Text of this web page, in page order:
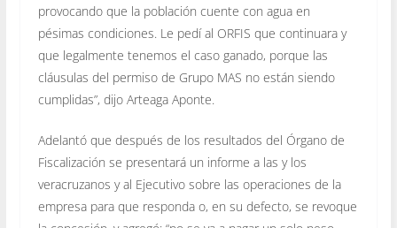
provocando que la población cuente con agua en
pésimas condiciones. Le pedí al ORFIS que continuara y
que legalmente tenemos el caso ganado, porque las
cláusulas del permiso de Grupo MAS no están siendo
cumplidas”, dijo Arteaga Aponte.
Adelantó que después de los resultados del Órgano de
Fiscalización se presentará un informe a las y los
veracruzanos y al Ejecutivo sobre las operaciones de la
empresa para que responda o, en su defecto, se revoque